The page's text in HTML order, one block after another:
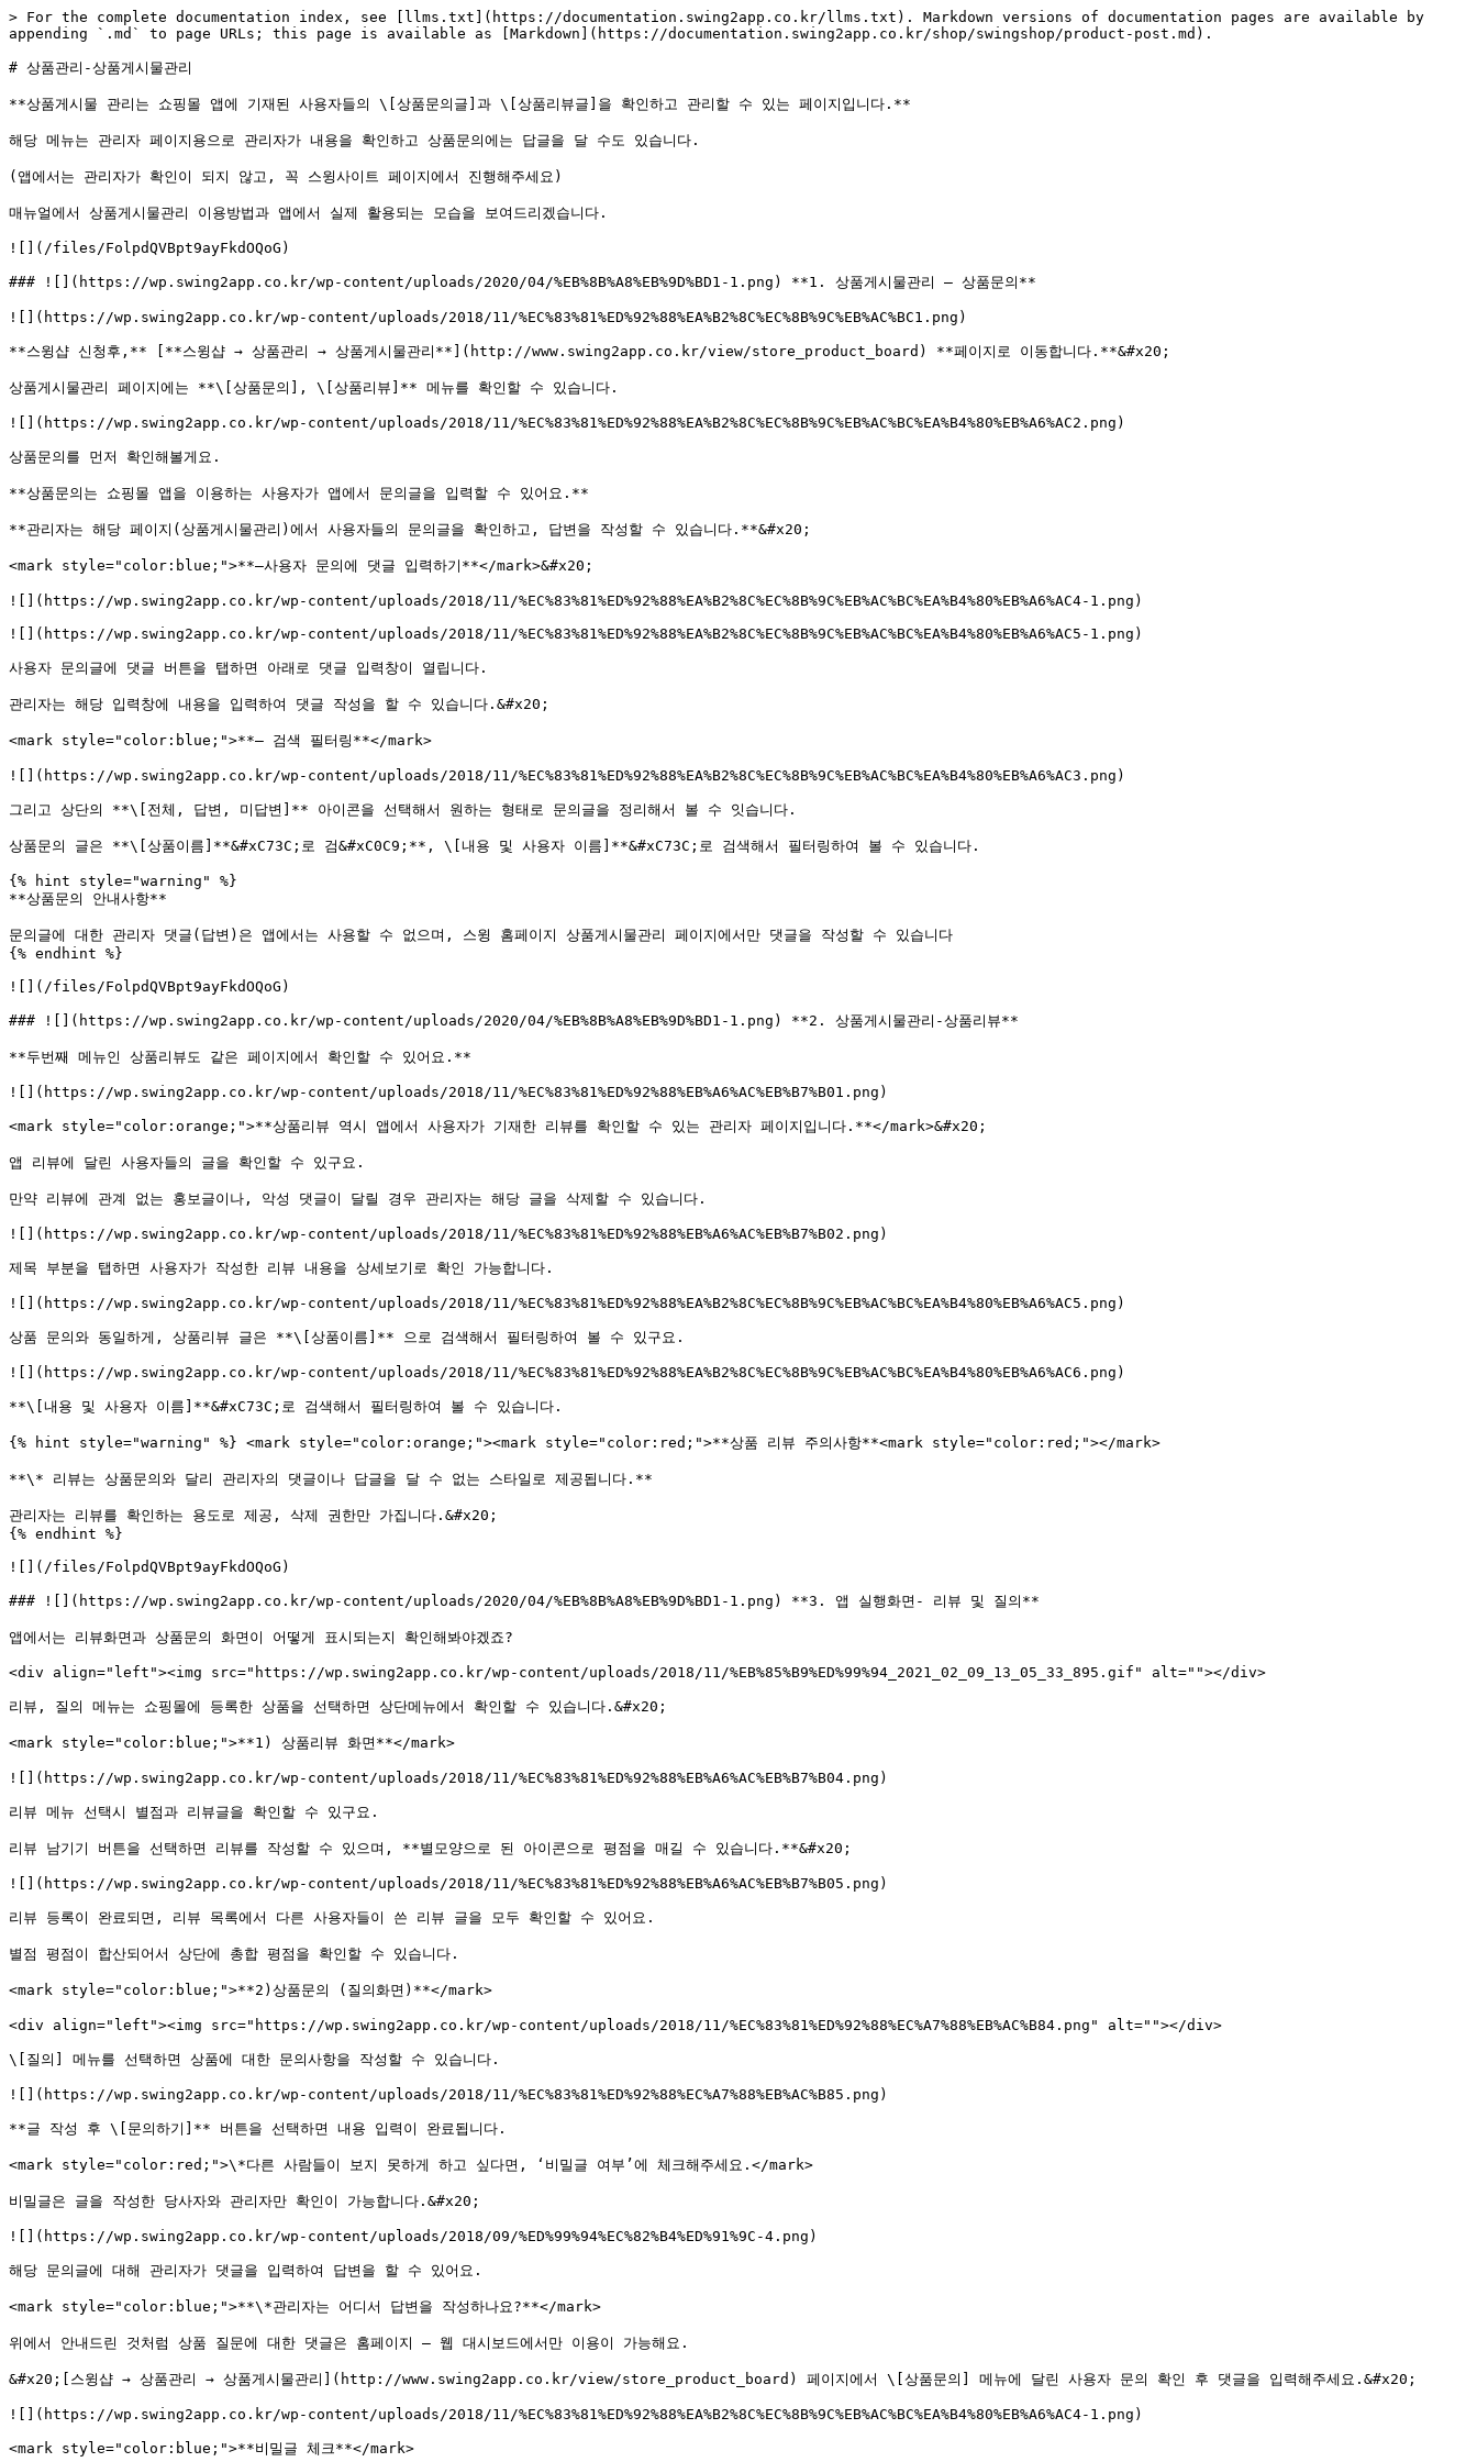
> For the complete documentation index, see [llms.txt](https://documentation.swing2app.co.kr/llms.txt). Markdown versions of documentation pages are available by
appending `.md` to page URLs; this page is available as [Markdown](https://documentation.swing2app.co.kr/shop/swingshop/product-post.md).
# 상품관리-상품게시물관리
**상품게시물 관리는 쇼핑몰 앱에 기재된 사용자들의 \[상품문의글]과 \[상품리뷰글]을 확인하고 관리할 수 있는 페이지입니다.**
해당 메뉴는 관리자 페이지용으로 관리자가 내용을 확인하고 상품문의에는 답글을 달 수도 있습니다.
(앱에서는 관리자가 확인이 되지 않고, 꼭 스윙사이트 페이지에서 진행해주세요)
매뉴얼에서 상품게시물관리 이용방법과 앱에서 실제 활용되는 모습을 보여드리겠습니다.
![](/files/FolpdQVBpt9ayFkdOQoG)
### ![](https://wp.swing2app.co.kr/wp-content/uploads/2020/04/%EB%8B%A8%EB%9D%BD1-1.png) **1. 상품게시물관리 – 상품문의**
![](https://wp.swing2app.co.kr/wp-content/uploads/2018/11/%EC%83%81%ED%92%88%EA%B2%8C%EC%8B%9C%EB%AC%BC1.png)
**스윙샵 신청후,** [**스윙샵 → 상품관리 → 상품게시물관리**](http://www.swing2app.co.kr/view/store_product_board) **페이지로 이동합니다.**&#x20;
상품게시물관리 페이지에는 **\[상품문의], \[상품리뷰]** 메뉴를 확인할 수 있습니다.
![](https://wp.swing2app.co.kr/wp-content/uploads/2018/11/%EC%83%81%ED%92%88%EA%B2%8C%EC%8B%9C%EB%AC%BC%EA%B4%80%EB%A6%AC2.png)
상품문의를 먼저 확인해볼게요.
**상품문의는 쇼핑몰 앱을 이용하는 사용자가 앱에서 문의글을 입력할 수 있어요.**
**관리자는 해당 페이지(상품게시물관리)에서 사용자들의 문의글을 확인하고, 답변을 작성할 수 있습니다.**&#x20;
<mark style="color:blue;">**–사용자 문의에 댓글 입력하기**</mark>&#x20;
![](https://wp.swing2app.co.kr/wp-content/uploads/2018/11/%EC%83%81%ED%92%88%EA%B2%8C%EC%8B%9C%EB%AC%BC%EA%B4%80%EB%A6%AC4-1.png)
![](https://wp.swing2app.co.kr/wp-content/uploads/2018/11/%EC%83%81%ED%92%88%EA%B2%8C%EC%8B%9C%EB%AC%BC%EA%B4%80%EB%A6%AC5-1.png)
사용자 문의글에 댓글 버튼을 탭하면 아래로 댓글 입력창이 열립니다.
관리자는 해당 입력창에 내용을 입력하여 댓글 작성을 할 수 있습니다.&#x20;
<mark style="color:blue;">**— 검색 필터링**</mark>
![](https://wp.swing2app.co.kr/wp-content/uploads/2018/11/%EC%83%81%ED%92%88%EA%B2%8C%EC%8B%9C%EB%AC%BC%EA%B4%80%EB%A6%AC3.png)
그리고 상단의 **\[전체, 답변, 미답변]** 아이콘을 선택해서 원하는 형태로 문의글을 정리해서 볼 수 잇습니다.
상품문의 글은 **\[상품이름]**&#xC73C;로 검&#xC0C9;**, \[내용 및 사용자 이름]**&#xC73C;로 검색해서 필터링하여 볼 수 있습니다.
{% hint style="warning" %}
**상품문의 안내사항**
문의글에 대한 관리자 댓글(답변)은 앱에서는 사용할 수 없으며, 스윙 홈페이지 상품게시물관리 페이지에서만 댓글을 작성할 수 있습니다
{% endhint %}
![](/files/FolpdQVBpt9ayFkdOQoG)
### ![](https://wp.swing2app.co.kr/wp-content/uploads/2020/04/%EB%8B%A8%EB%9D%BD1-1.png) **2. 상품게시물관리-상품리뷰**
**두번째 메뉴인 상품리뷰도 같은 페이지에서 확인할 수 있어요.**
![](https://wp.swing2app.co.kr/wp-content/uploads/2018/11/%EC%83%81%ED%92%88%EB%A6%AC%EB%B7%B01.png)
<mark style="color:orange;">**상품리뷰 역시 앱에서 사용자가 기재한 리뷰를 확인할 수 있는 관리자 페이지입니다.**</mark>&#x20;
앱 리뷰에 달린 사용자들의 글을 확인할 수 있구요.
만약 리뷰에 관계 없는 홍보글이나, 악성 댓글이 달릴 경우 관리자는 해당 글을 삭제할 수 있습니다.
![](https://wp.swing2app.co.kr/wp-content/uploads/2018/11/%EC%83%81%ED%92%88%EB%A6%AC%EB%B7%B02.png)
제목 부분을 탭하면 사용자가 작성한 리뷰 내용을 상세보기로 확인 가능합니다.
![](https://wp.swing2app.co.kr/wp-content/uploads/2018/11/%EC%83%81%ED%92%88%EA%B2%8C%EC%8B%9C%EB%AC%BC%EA%B4%80%EB%A6%AC5.png)
상품 문의와 동일하게, 상품리뷰 글은 **\[상품이름]** 으로 검색해서 필터링하여 볼 수 있구요.
![](https://wp.swing2app.co.kr/wp-content/uploads/2018/11/%EC%83%81%ED%92%88%EA%B2%8C%EC%8B%9C%EB%AC%BC%EA%B4%80%EB%A6%AC6.png)
**\[내용 및 사용자 이름]**&#xC73C;로 검색해서 필터링하여 볼 수 있습니다.
{% hint style="warning" %} <mark style="color:orange;"><mark style="color:red;">**상품 리뷰 주의사항**<mark style="color:red;"></mark>
**\* 리뷰는 상품문의와 달리 관리자의 댓글이나 답글을 달 수 없는 스타일로 제공됩니다.**
관리자는 리뷰를 확인하는 용도로 제공, 삭제 권한만 가집니다.&#x20;
{% endhint %}
![](/files/FolpdQVBpt9ayFkdOQoG)
### ![](https://wp.swing2app.co.kr/wp-content/uploads/2020/04/%EB%8B%A8%EB%9D%BD1-1.png) **3. 앱 실행화면- 리뷰 및 질의**
앱에서는 리뷰화면과 상품문의 화면이 어떻게 표시되는지 확인해봐야겠죠?
<div align="left"><img src="https://wp.swing2app.co.kr/wp-content/uploads/2018/11/%EB%85%B9%ED%99%94_2021_02_09_13_05_33_895.gif" alt=""></div>
리뷰, 질의 메뉴는 쇼핑몰에 등록한 상품을 선택하면 상단메뉴에서 확인할 수 있습니다.&#x20;
<mark style="color:blue;">**1) 상품리뷰 화면**</mark>
![](https://wp.swing2app.co.kr/wp-content/uploads/2018/11/%EC%83%81%ED%92%88%EB%A6%AC%EB%B7%B04.png)
리뷰 메뉴 선택시 별점과 리뷰글을 확인할 수 있구요.
리뷰 남기기 버튼을 선택하면 리뷰를 작성할 수 있으며, **별모양으로 된 아이콘으로 평점을 매길 수 있습니다.**&#x20;
![](https://wp.swing2app.co.kr/wp-content/uploads/2018/11/%EC%83%81%ED%92%88%EB%A6%AC%EB%B7%B05.png)
리뷰 등록이 완료되면, 리뷰 목록에서 다른 사용자들이 쓴 리뷰 글을 모두 확인할 수 있어요.
별점 평점이 합산되어서 상단에 총합 평점을 확인할 수 있습니다.
<mark style="color:blue;">**2)상품문의 (질의화면)**</mark>
<div align="left"><img src="https://wp.swing2app.co.kr/wp-content/uploads/2018/11/%EC%83%81%ED%92%88%EC%A7%88%EB%AC%B84.png" alt=""></div>
\[질의] 메뉴를 선택하면 상품에 대한 문의사항을 작성할 수 있습니다.
![](https://wp.swing2app.co.kr/wp-content/uploads/2018/11/%EC%83%81%ED%92%88%EC%A7%88%EB%AC%B85.png)
**글 작성 후 \[문의하기]** 버튼을 선택하면 내용 입력이 완료됩니다.
<mark style="color:red;">\*다른 사람들이 보지 못하게 하고 싶다면, ‘비밀글 여부’에 체크해주세요.</mark>
비밀글은 글을 작성한 당사자와 관리자만 확인이 가능합니다.&#x20;
![](https://wp.swing2app.co.kr/wp-content/uploads/2018/09/%ED%99%94%EC%82%B4%ED%91%9C-4.png)
해당 문의글에 대해 관리자가 댓글을 입력하여 답변을 할 수 있어요.
<mark style="color:blue;">**\*관리자는 어디서 답변을 작성하나요?**</mark>
위에서 안내드린 것처럼 상품 질문에 대한 댓글은 홈페이지 – 웹 대시보드에서만 이용이 가능해요.
&#x20;[스윙샵 → 상품관리 → 상품게시물관리](http://www.swing2app.co.kr/view/store_product_board) 페이지에서 \[상품문의] 메뉴에 달린 사용자 문의 확인 후 댓글을 입력해주세요.&#x20;
![](https://wp.swing2app.co.kr/wp-content/uploads/2018/11/%EC%83%81%ED%92%88%EA%B2%8C%EC%8B%9C%EB%AC%BC%EA%B4%80%EB%A6%AC4-1.png)
<mark style="color:blue;">**비밀글 체크**</mark>